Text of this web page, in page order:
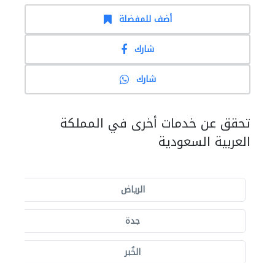
أضف للمفضلة
شارك
شارك
تحقق عن خدمات أخرى في المملكة
العربية السعودية
الرياض
جدة
الخُبر